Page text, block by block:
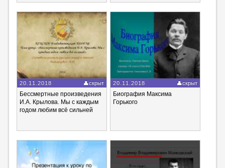
20.11.2018 скрыт
Бессмертные произведения
И.А. Крылова. Мы с каждым
годом любим всё сильней
20.11.2018 скрыт
Биография Максима
Горького